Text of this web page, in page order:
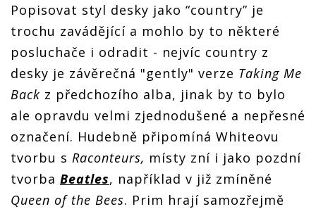
Popisovat styl desky jako “country” je
trochu zavádějící a mohlo by to některé
posluchače i odradit - nejvíc country z
desky je závěrečná "gently" verze Taking Me
Back z předchozího alba, jinak by to bylo
ale opravdu velmi zjednodušené a nepřesné
označení. Hudebně připomíná Whiteovu
tvorbu s Raconteurs, místy zní i jako pozdní
tvorba Beatles, například v již zmíněné
Queen of the Bees. Prim hrají samozřejmě